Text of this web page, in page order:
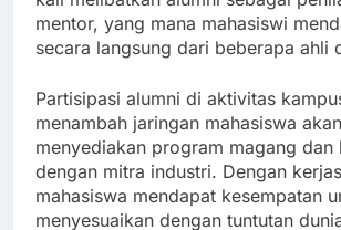
mentor, yang mana mahasiswi
secara langsung dari beberapa ahli
Partisipasi alumni di aktivitas
menambah jaringan mahasiswa
menyediakan program magang dan
dengan mitra industri. Dengan
mahasiswa mendapat kesempatan
menyesuaikan dengan tuntutan